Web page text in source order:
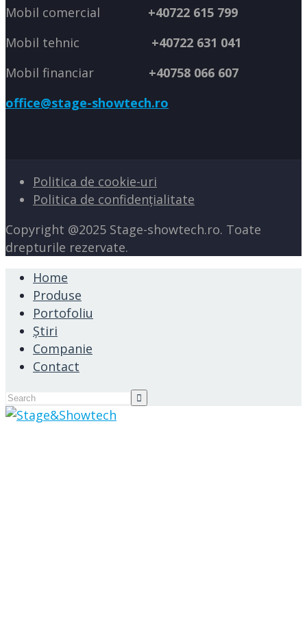
Mobil comercial +40722 615 799
Mobil tehnic +40722 631 041
Mobil financiar +40758 066 607
office@stage-showtech.ro
Politica de cookie-uri
Politica de confidențialitate
Copyright @2025 Stage-showtech.ro. Toate
drepturile rezervate.
Home
Produse
Portofoliu
Știri
Companie
Contact